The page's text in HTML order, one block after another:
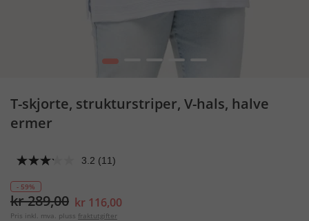
1 3 4
T-skjorte, strukturstriper, V-hals, halve
ermer
3.2 (11)
- 59%
kr 289,00 kr 116,00
Pris inkl. mva. pluss fraktutgifter